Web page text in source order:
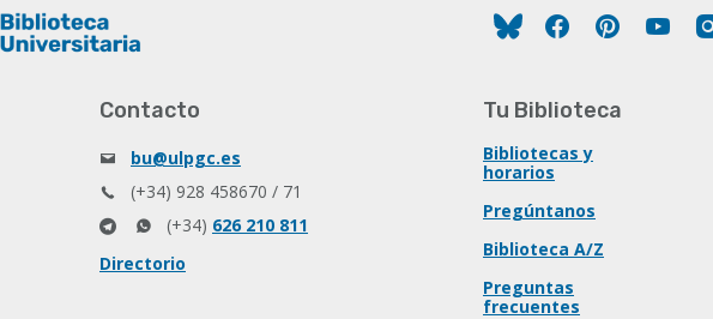
FacebookPinterest
Contacto
bu@ulpgc.es
(+34) 928 458670 / 71
(+34) 626 210 811
Directorio
Tu Biblioteca
Bibliotecas y
horarios
Pregúntanos
Biblioteca A/Z
Preguntas
frecuentes